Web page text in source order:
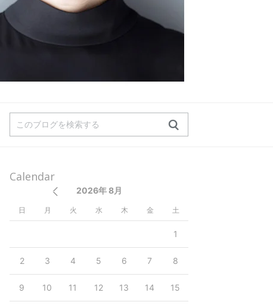
Calendar
2026年 8月
日 月 火 水 木 金 土
1
2 3 4 5 6 7 8
9 10 11 12 13 14 15